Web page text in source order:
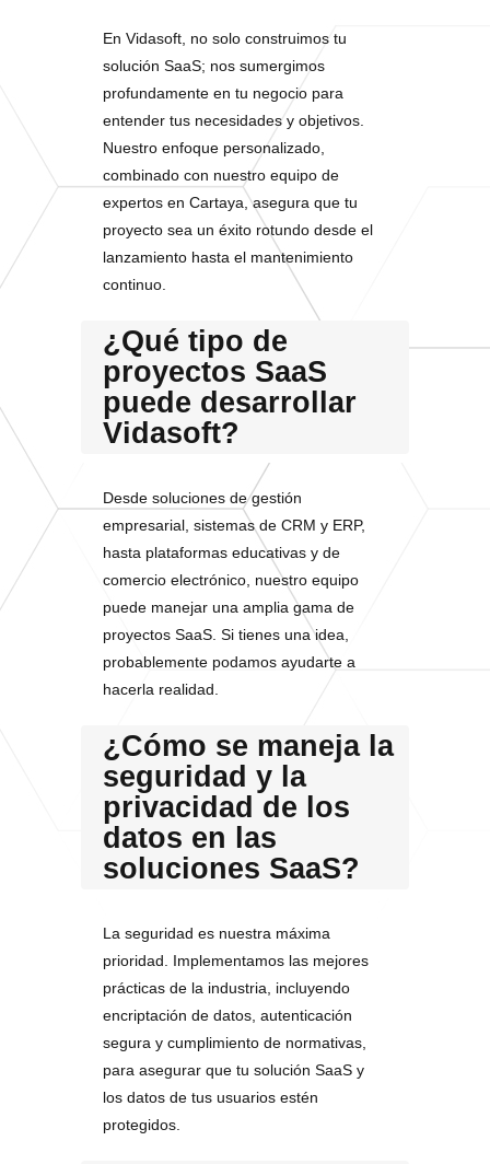
En Vidasoft, no solo construimos tu
solución SaaS; nos sumergimos
profundamente en tu negocio para
entender tus necesidades y objetivos.
Nuestro enfoque personalizado,
combinado con nuestro equipo de
expertos en Cartaya, asegura que tu
proyecto sea un éxito rotundo desde el
lanzamiento hasta el mantenimiento
continuo.
¿Qué tipo de
proyectos SaaS
puede desarrollar
Vidasoft?
Desde soluciones de gestión
empresarial, sistemas de CRM y ERP,
hasta plataformas educativas y de
comercio electrónico, nuestro equipo
puede manejar una amplia gama de
proyectos SaaS. Si tienes una idea,
probablemente podamos ayudarte a
hacerla realidad.
¿Cómo se maneja la
seguridad y la
privacidad de los
datos en las
soluciones SaaS?
La seguridad es nuestra máxima
prioridad. Implementamos las mejores
prácticas de la industria, incluyendo
encriptación de datos, autenticación
segura y cumplimiento de normativas,
para asegurar que tu solución SaaS y
los datos de tus usuarios estén
protegidos.